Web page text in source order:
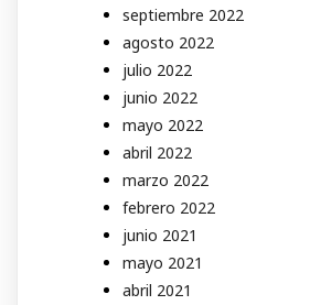
septiembre 2022
agosto 2022
julio 2022
junio 2022
mayo 2022
abril 2022
marzo 2022
febrero 2022
junio 2021
mayo 2021
abril 2021